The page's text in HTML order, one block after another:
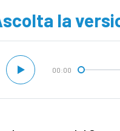
la
00:00